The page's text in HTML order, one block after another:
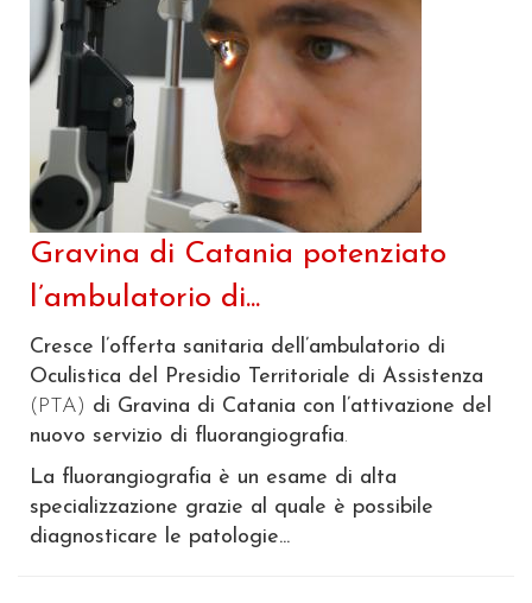
Gravina di Catania potenziato
l’ambulatorio di...
Cresce l’offerta sanitaria dell’ambulatorio di
Oculistica del Presidio Territoriale di Assistenza
(PTA) di Gravina di Catania con l’attivazione del
nuovo servizio di fluorangiografia.
La fluorangiografia è un esame di alta
specializzazione grazie al quale è possibile
diagnosticare le patologie...